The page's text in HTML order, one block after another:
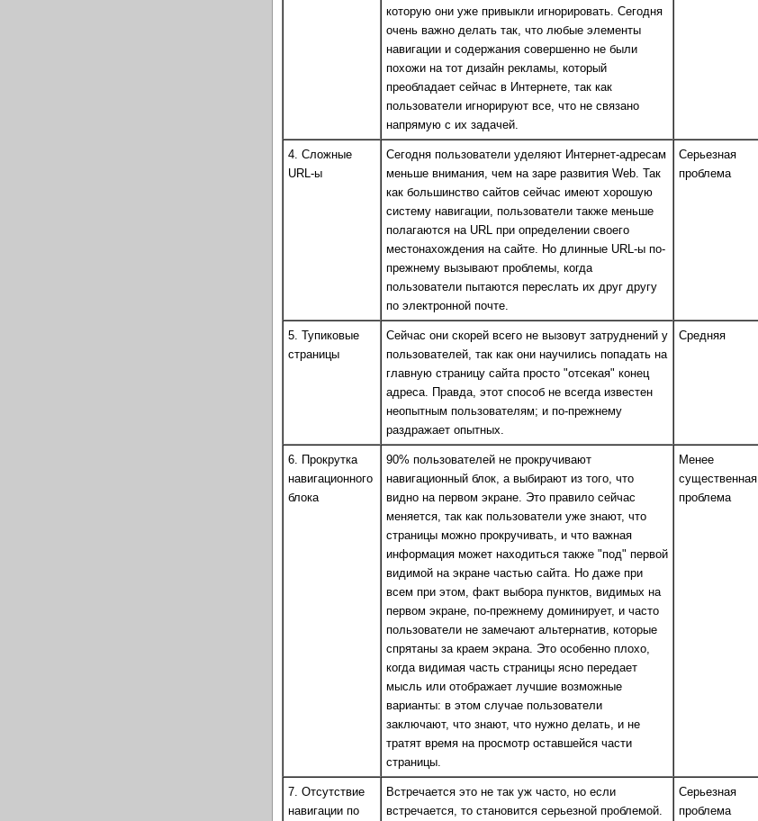
которую они уже привыкли игнорировать. Сегодня
очень важно делать так, что любые элементы
навигации и содержания совершенно не были
похожи на тот дизайн рекламы, который
преобладает сейчас в Интернете, так как
пользователи игнорируют все, что не связано
напрямую с их задачей.
4. Сложные
URL-ы
Сегодня пользователи уделяют Интернет-адресам
меньше внимания, чем на заре развития Web. Так
как большинство сайтов сейчас имеют хорошую
систему навигации, пользователи также меньше
полагаются на URL при определении своего
местонахождения на сайте. Но длинные URL-ы по-
прежнему вызывают проблемы, когда
пользователи пытаются переслать их друг другу
по электронной почте.
Серьезная
проблема
5. Тупиковые
страницы
Сейчас они скорей всего не вызовут затруднений у
пользователей, так как они научились попадать на
главную страницу сайта просто "отсекая" конец
адреса. Правда, этот способ не всегда известен
неопытным пользователям; и по-прежнему
раздражает опытных.
Средняя
6. Прокрутка
навигационного
блока
90% пользователей не прокручивают
навигационный блок, а выбирают из того, что
видно на первом экране. Это правило сейчас
меняется, так как пользователи уже знают, что
страницы можно прокручивать, и что важная
информация может находиться также "под" первой
видимой на экране частью сайта. Но даже при
всем при этом, факт выбора пунктов, видимых на
первом экране, по-прежнему доминирует, и часто
пользователи не замечают альтернатив, которые
спрятаны за краем экрана. Это особенно плохо,
когда видимая часть страницы ясно передает
мысль или отображает лучшие возможные
варианты: в этом случае пользователи
заключают, что знают, что нужно делать, и не
тратят время на просмотр оставшейся части
страницы.
Менее
существенная
проблема
7. Отсутствие
навигации по
Встречается это не так уж часто, но если
встречается, то становится серьезной проблемой.
Серьезная
проблема